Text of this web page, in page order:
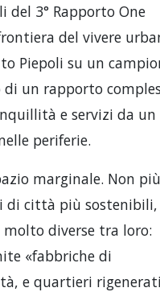
del 3° Rapporto One
del vivere
Piepoli su un
un rapporto
e servizi da
periferie.
marginale. Non più
di città più sostenibili,
diverse tra loro:
«fabbriche di
e quartieri rigenerati